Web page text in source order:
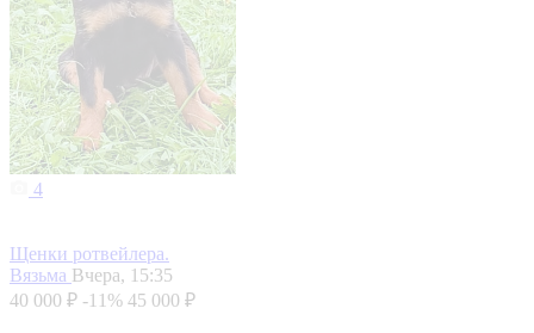
4
Щенки ротвейлера.
Вязьма Вчера, 15:35
40 000 ₽ -11% 45 000 ₽